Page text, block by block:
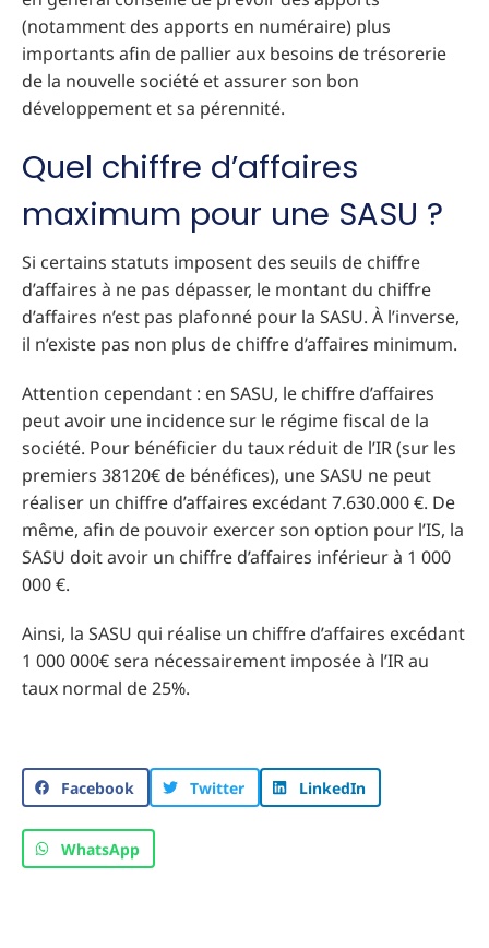
(notamment des apports en numéraire) plus
importants afin de pallier aux besoins de trésorerie
de la nouvelle société et assurer son bon
développement et sa pérennité.
Quel chiffre d’affaires
maximum pour une SASU ?
Si certains statuts imposent des seuils de chiffre
d’affaires à ne pas dépasser, le montant du chiffre
d’affaires n’est pas plafonné pour la SASU. À l’inverse,
il n’existe pas non plus de chiffre d’affaires minimum.
Attention cependant : en SASU, le chiffre d’affaires
peut avoir une incidence sur le régime fiscal de la
société. Pour bénéficier du taux réduit de l’IR (sur les
premiers 38120€ de bénéfices), une SASU ne peut
réaliser un chiffre d’affaires excédant 7.630.000 €. De
même, afin de pouvoir exercer son option pour l’IS, la
SASU doit avoir un chiffre d’affaires inférieur à 1 000
000 €.
Ainsi, la SASU qui réalise un chiffre d’affaires excédant
1 000 000€ sera nécessairement imposée à l’IR au
taux normal de 25%.
Facebook Twitter LinkedIn
WhatsApp